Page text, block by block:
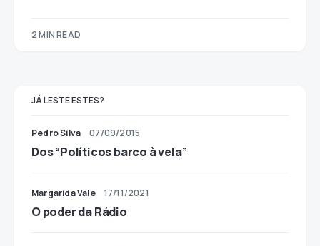
2 MIN READ
JÁ LESTE ESTES?
Pedro Silva 07/09/2015
Dos “Políticos barco à vela”
Margarida Vale 17/11/2021
O poder da Rádio